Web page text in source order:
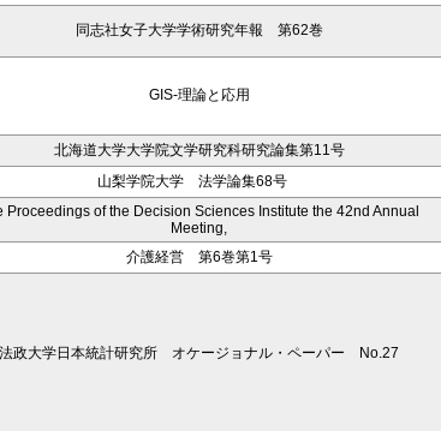
同志社女子大学学術研究年報 第62巻
GIS-理論と応用
北海道大学大学院文学研究科研究論集第11号
山梨学院大学 法学論集68号
Proceedings of the Decision Sciences Institute the 42nd Annual
Meeting,
介護経営 第6巻第1号
法政大学日本統計研究所 オケージョナル・ペーパー No.27